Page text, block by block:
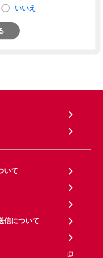
いいえ
いて
信について